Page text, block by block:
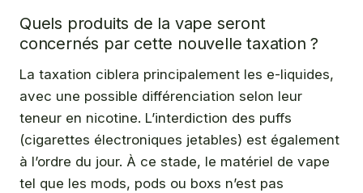
Quels produits de la vape seront
concernés par cette nouvelle taxation ?
La taxation ciblera principalement les e-liquides,
avec une possible différenciation selon leur
teneur en nicotine. L’interdiction des puffs
(cigarettes électroniques jetables) est également
à l’ordre du jour. À ce stade, le matériel de vape
tel que les mods, pods ou boxs n’est pas